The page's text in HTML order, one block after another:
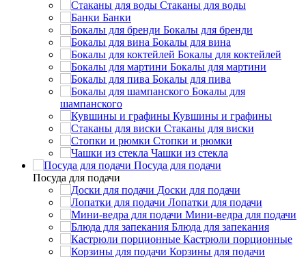
Стаканы для воды
Банки
Бокалы для бренди
Бокалы для вина
Бокалы для коктейлей
Бокалы для мартини
Бокалы для пива
Бокалы для
шампанского
Кувшины и графины
Стаканы для виски
Стопки и рюмки
Чашки из стекла
Посуда для подачи
Посуда для подачи
Доски для подачи
Лопатки для подачи
Мини-ведра для подачи
Блюда для запекания
Кастрюли порционные
Корзины для подачи